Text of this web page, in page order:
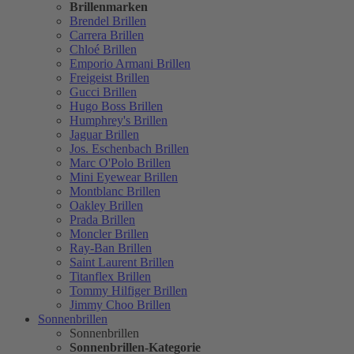
Brillenmarken
Brendel Brillen
Carrera Brillen
Chloé Brillen
Emporio Armani Brillen
Freigeist Brillen
Gucci Brillen
Hugo Boss Brillen
Humphrey's Brillen
Jaguar Brillen
Jos. Eschenbach Brillen
Marc O'Polo Brillen
Mini Eyewear Brillen
Montblanc Brillen
Oakley Brillen
Prada Brillen
Moncler Brillen
Ray-Ban Brillen
Saint Laurent Brillen
Titanflex Brillen
Tommy Hilfiger Brillen
Jimmy Choo Brillen
Sonnenbrillen
Sonnenbrillen
Sonnenbrillen-Kategorie